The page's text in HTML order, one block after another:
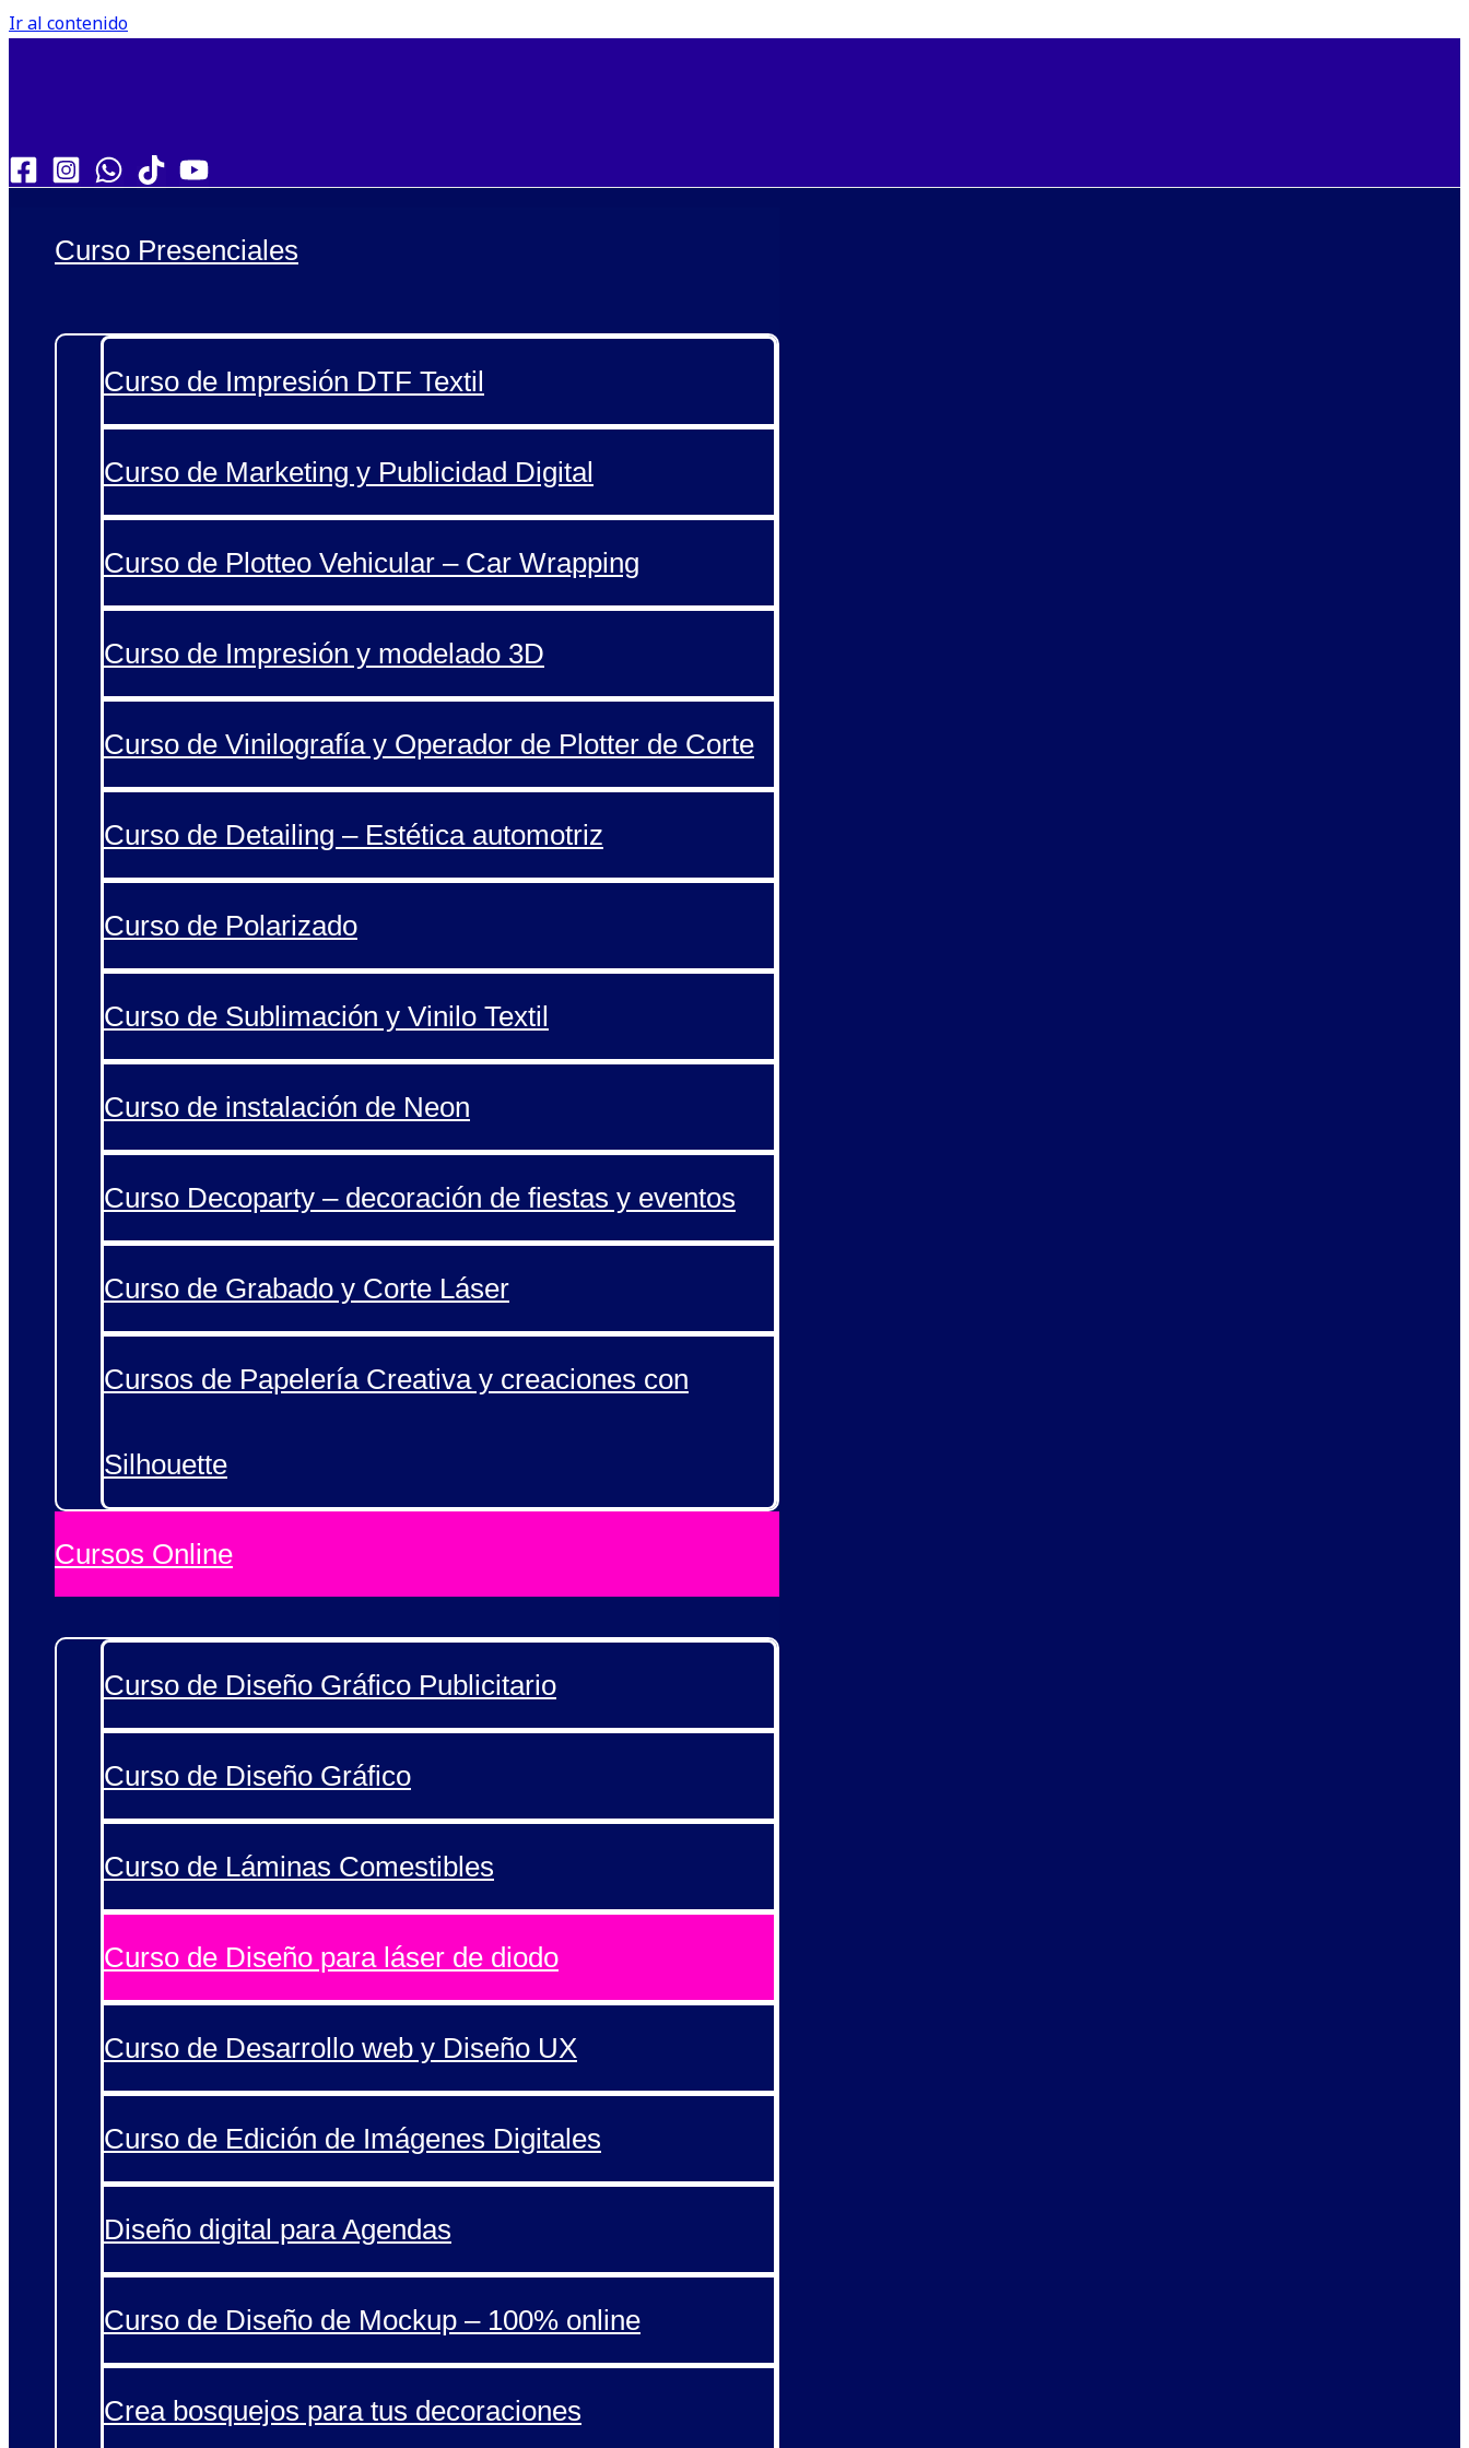
Ir al contenido
Curso Presenciales
Curso de Impresión DTF Textil
Curso de Marketing y Publicidad Digital
Curso de Plotteo Vehicular – Car Wrapping
Curso de Impresión y modelado 3D
Curso de Vinilografía y Operador de Plotter de Corte
Curso de Detailing – Estética automotriz
Curso de Polarizado
Curso de Sublimación y Vinilo Textil
Curso de instalación de Neon
Curso Decoparty – decoración de fiestas y eventos
Curso de Grabado y Corte Láser
Cursos de Papelería Creativa y creaciones con
Silhouette
Cursos Online
Curso de Diseño Gráfico Publicitario
Curso de Diseño Gráfico
Curso de Láminas Comestibles
Curso de Diseño para láser de diodo
Curso de Desarrollo web y Diseño UX
Curso de Edición de Imágenes Digitales
Diseño digital para Agendas
Curso de Diseño de Mockup – 100% online
Crea bosquejos para tus decoraciones